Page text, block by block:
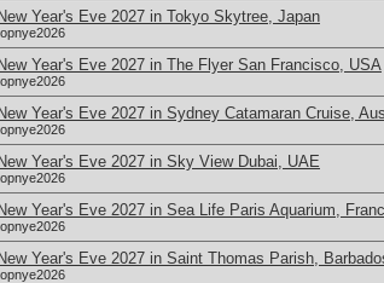
New Year's Eve 2027 in Tokyo Skytree, Japan
New Year's Eve 2027 in The Flyer San Francisco, USA
New Year's Eve 2027 in Sydney Catamaran Cruise,
New Year's Eve 2027 in Sky View Dubai, UAE
New Year's Eve 2027 in Sea Life Paris Aquarium,
New Year's Eve 2027 in Saint Thomas Parish,